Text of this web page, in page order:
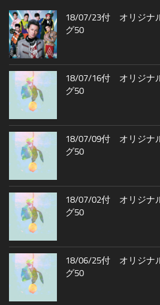
18/07/23付 オリジナ
グ50
18/07/16付 オリジナ
グ50
18/07/09付 オリジナ
グ50
18/07/02付 オリジナ
グ50
18/06/25付 オリジナ
グ50